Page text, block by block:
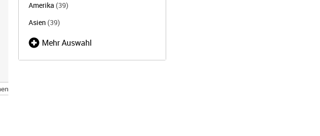
Amerika (39)
Asien (39)
Mehr Auswahl